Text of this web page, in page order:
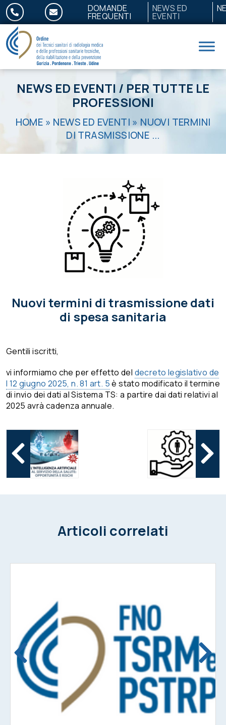
Salta al contenuto DOMANDE
FREQUENTI
NEWS ED
EVENTI
NEWS ED EVENTI / PER TUTTE LE
PROFESSIONI
HOME » NEWS ED EVENTI » NUOVI TERMINI
DI TRASMISSIONE ...
Nuovi termini di trasmissione dati
di spesa sanitaria
Gentili iscritti,
vi informiamo che per effetto del decreto legislativo de
l 12 giugno 2025, n. 81 art. 5è stato modificato il termine
di invio dei dati al Sistema TS: a partire dai dati relativi al
2025 avrà cadenza annuale.
Articoli correlati